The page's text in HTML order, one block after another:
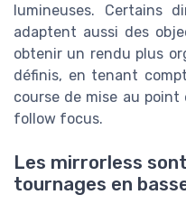
lumineuses. Certains
adaptent aussi des
obtenir un rendu plus
définis, en tenant
course de mise au
follow focus.
Les mirrorless
tournages en